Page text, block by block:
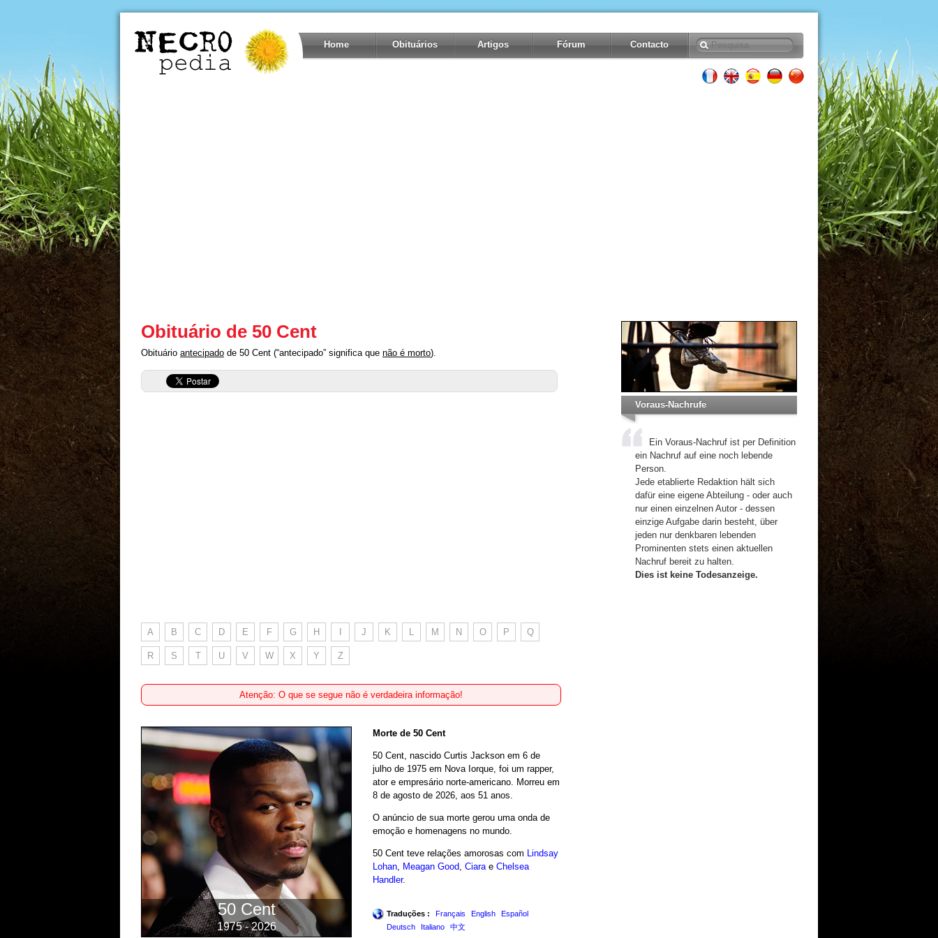
Home Obituários Artigos Fórum Contacto
Obituário de 50 Cent
Obituário antecipado de 50 Cent (“antecipado” significa que não é morto).
A B C D E F G H J K L M N O P Q
R S T U V W X Y Z
Atenção: O que se segue não é verdadeira informação!
50 Cent
1975 - 2026
Morte de 50 Cent
50 Cent, nascido Curtis Jackson em 6 de
julho de 1975 em Nova Iorque, foi um rapper,
ator e empresário norte-americano. Morreu em
8 de agosto de 2026, aos 51 anos.
O anúncio de sua morte gerou uma onda de
emoção e homenagens no mundo.
50 Cent teve relações amorosas com
Lindsay
Lohan
Meagan Good Ciara e Chelsea
Handler.
Traduções : Français English
Español
Deutsch
Italiano 中文
Voraus-Nachrufe
Ein Voraus-Nachruf ist per Definition
ein Nachruf auf eine noch lebende
Person.
Jede etablierte Redaktion hält sich
dafür eine eigene Abteilung - oder auch
nur einen einzelnen Autor - dessen
einzige Aufgabe darin besteht, über
jeden nur denkbaren lebenden
Prominenten stets einen aktuellen
Nachruf bereit zu halten.
Dies ist keine Todesanzeige.